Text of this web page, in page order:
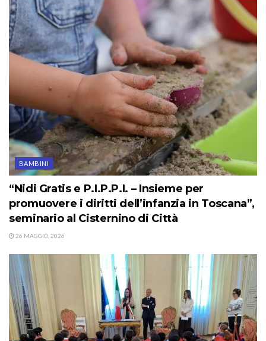
BAMBINI
“Nidi Gratis e P.I.P.P.I. – Insieme per
promuovere i diritti dell’infanzia in Toscana”,
seminario al Cisternino di Città
26 MAGGIO, 2026